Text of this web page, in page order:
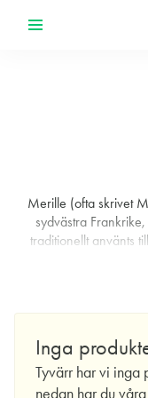
Merille (ofta skrivet
sydvästra
traditionellt använts
främst som en
familjen och den
vinluskatastrofen
(Bergerac) till Tarn
Inga
Tyvärr har vi inga
nedan har du